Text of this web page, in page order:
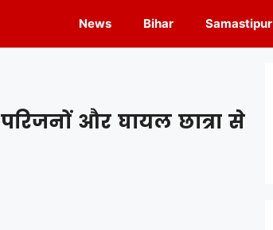
News Bihar Samastipur
और घायल छात्रा से